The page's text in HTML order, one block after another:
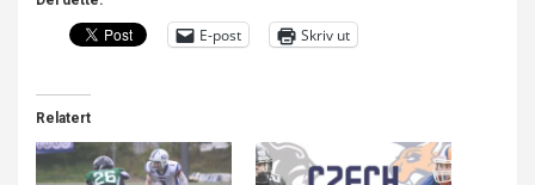
E-post Skriv ut
Relatert